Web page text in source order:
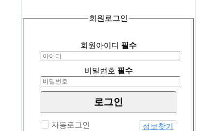
회원로그인
회원아이디 필수
비밀번호 필수
로그인
자동로그인 정보찾기